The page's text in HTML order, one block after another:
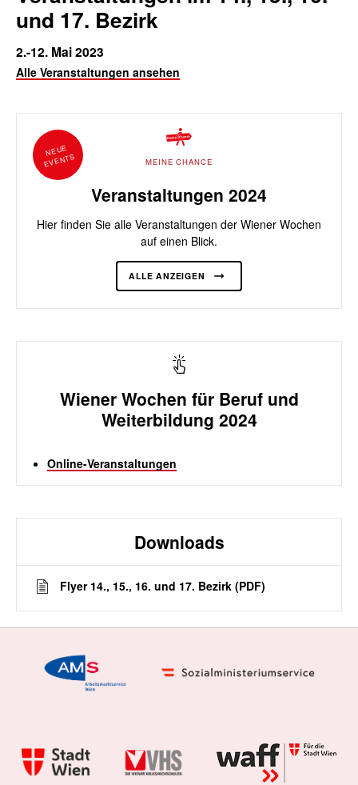
und 17. Bezirk
2.-12. Mai 2023
Alle Veranstaltungen ansehen
MEINE CHANCE
Veranstaltungen 2024
Hier finden Sie alle Veranstaltungen der Wiener Wochen
auf einen Blick.
ALLE ANZEIGEN
NEUE
EVENTS
Wiener Wochen für Beruf und
Weiterbildung 2024
Online-Veranstaltungen
Downloads
Flyer 14., 15., 16. und 17. Bezirk (PDF)